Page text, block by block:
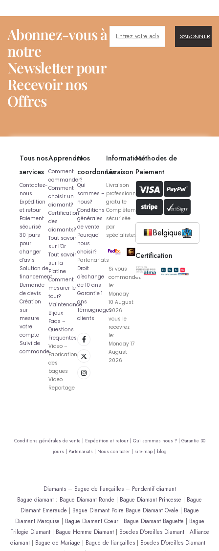
Abonnez-vous à
notre
Newsletter pour
Recevoir nos
Offres
S'ABONNER
Tous nos
services
Contactez-
nous
Expédition
et retour
Paiement
sécurisé
30 jours
pour
changer
d’avis
Solution de
financement
Demande
de devis
Création
sur
mesure
votre
compte
Suivi de
commande
Apprendre
Comment
commander?
Comment
choisir un
diamant?
Certification
des
diamants?
Tout savoir
sur l’Or
Tout savoir
sur la
Platine
Comment
mesurer le
tour?
Maintenance
Bijoux
Faqs –
Questions
Frequentes
Video –
Fabrication
des
bagues
Video
Reportage
Nos
coordonnés
Qui
sommes –
nous?
Conditions
générales
de vente
Pourquoi
nous
choisir?
Partenariats
Droit
d’echange
de 10 ans
Garantie 1
ans
Témoignages
clients
Information
Livraison
Livraison
professionnelle
gratuite
Complètement
sécurisée
par
spécialistes
Si vous
commandez
le:
Monday
10 August
2026
vous le
recevrez
le:
Monday 17
August
2026
Méthodes de
Paiement
Belgique
Certification
Conditions générales de vente | Expédition et retour | Qui sommes nous ? | Garantie 30
jours |
Partenariats | Nous contacter | site-map | blog
Diamants– Bague de fiançailles– Pendentif diamant
Bague diamant : Bague Diamant Ronde | Bague Diamant Princesse | Bague
Diamant Emeraude | Bague Diamant Poire Bague Diamant Ovale | Bague
Diamant Marquise | Bague Diamant Coeur| Bague Diamant Baguette | Bague
Trilogie Diamant| Bague Homme Diamant| Boucles D’oreilles Diamant| Alliance
diamant | Bague de Mariage | Bague de fiançailles | Boucles D’oreilles Diamant |